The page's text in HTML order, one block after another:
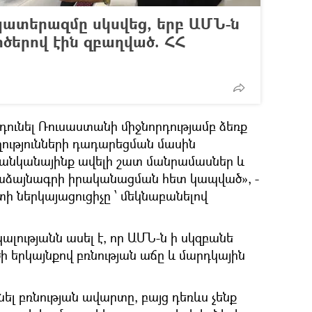
սկսվեց, երբ ԱՄՆ-ն
էին զբաղված. ՀՀ
Ռուսաստանի միջնորդությամբ ձեռք
դադարեցման մասին
ավելի շատ մանրամասներ և
իրականացման հետ կապված», -
՝ մեկնաբանելով
ասել է, որ ԱՄՆ-ն ի սկզբանե
բռնության աճը և մարդկային
բռնության ավարտը, բայց դեռևս չենք